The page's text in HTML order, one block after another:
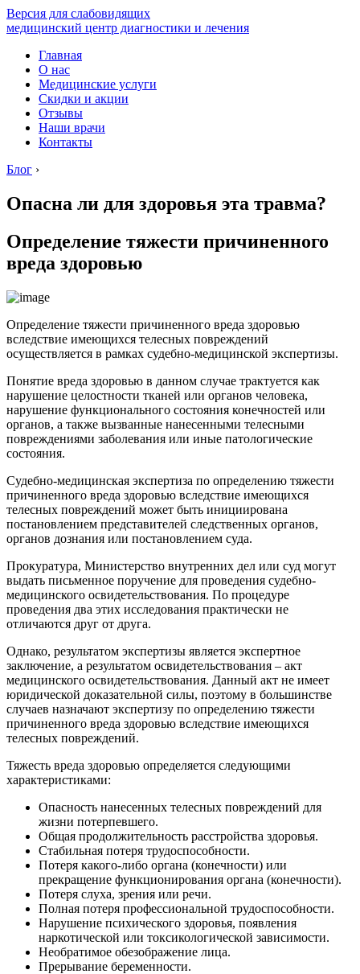
Версия для слабовидящих
медицинский центр диагностики и лечения
Главная
О нас
Медицинские услуги
Скидки и акции
Отзывы
Наши врачи
Контакты
Блог ›
Опасна ли для здоровья эта травма?
Определение тяжести причиненного
вреда здоровью
Определение тяжести причиненного вреда здоровью
вследствие имеющихся телесных повреждений
осуществляется в рамках судебно-медицинской экспертизы.
Понятие вреда здоровью в данном случае трактуется как
нарушение целостности тканей или органов человека,
нарушение функционального состояния конечностей или
органов, а также вызванные нанесенными телесными
повреждениями заболевания или иные патологические
состояния.
Судебно-медицинская экспертиза по определению тяжести
причиненного вреда здоровью вследствие имеющихся
телесных повреждений может быть инициирована
постановлением представителей следственных органов,
органов дознания или постановлением суда.
Прокуратура, Министерство внутренних дел или суд могут
выдать письменное поручение для проведения судебно-
медицинского освидетельствования. По процедуре
проведения два этих исследования практически не
отличаются друг от друга.
Однако, результатом экспертизы является экспертное
заключение, а результатом освидетельствования – акт
медицинского освидетельствования. Данный акт не имеет
юридической доказательной силы, поэтому в большинстве
случаев назначают экспертизу по определению тяжести
причиненного вреда здоровью вследствие имеющихся
телесных повреждений.
Тяжесть вреда здоровью определяется следующими
характеристиками:
Опасность нанесенных телесных повреждений для
жизни потерпевшего.
Общая продолжительность расстройства здоровья.
Стабильная потеря трудоспособности.
Потеря какого-либо органа (конечности) или
прекращение функционирования органа (конечности).
Потеря слуха, зрения или речи.
Полная потеря профессиональной трудоспособности.
Нарушение психического здоровья, появления
наркотической или токсикологической зависимости.
Необратимое обезображение лица.
Прерывание беременности.